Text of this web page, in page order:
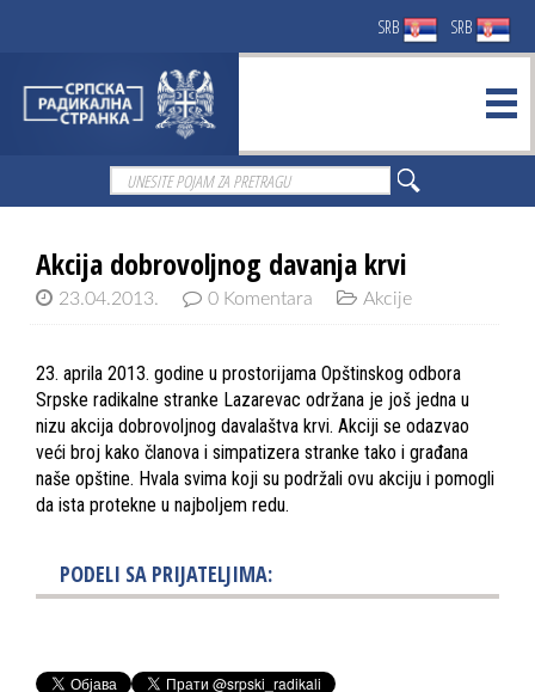
SRB SRB
Akcija dobrovoljnog davanja krvi
23.04.2013. 0 Komentara Akcije
23. aprila 2013. godine u prostorijama Opštinskog odbora
Srpske radikalne stranke Lazarevac održana je još jedna u
nizu akcija dobrovoljnog davalaštva krvi. Akciji se odazvao
veći broj kako članova i simpatizera stranke tako i građana
naše opštine. Hvala svima koji su podržali ovu akciju i pomogli
da ista protekne u najboljem redu.
PODELI SA PRIJATELJIMA: